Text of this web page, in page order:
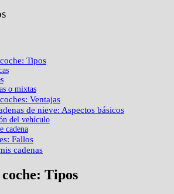
Tipos
o mixtas
Ventajas
de nieve: Aspectos básicos
del vehículo
cadena
Fallos
cadenas
Tipos